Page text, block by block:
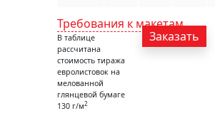
Требования к макетам
Заказать
В таблице
рассчитана
стоимость тиража
евролистовок на
мелованной
глянцевой бумаге
130 г/м2